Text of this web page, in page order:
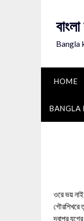
Bangla
HOME
BANGLA
ওরে ভয় নাই
গৌরশিখরে
দ্বাপর